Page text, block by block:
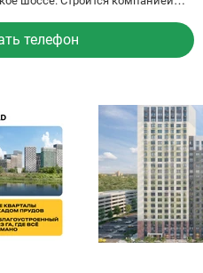
2026 года с черновой отделкой,
Медведково. Общая площадь
квартиры на СтройкиРУ 759016,
телефон